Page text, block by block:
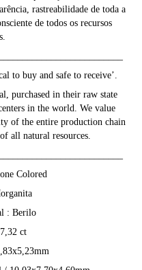
rastreabilidade de toda a
de todos os recursos
to buy and safe to receive’.
purchased in their raw state
in the world. We value
of the entire production chain
all natural resources.
Colored
: Berilo
ct